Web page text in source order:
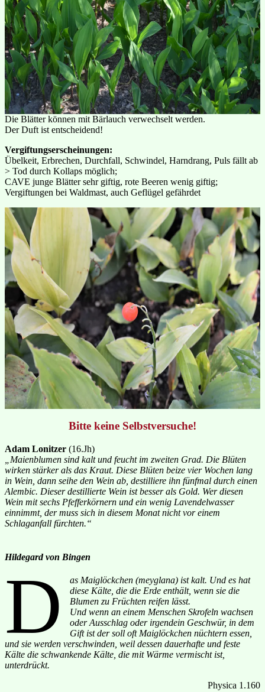
Die Blätter können mit Bärlauch verwechselt werden.
Der Duft ist entscheidend!
Vergiftungserscheinungen:
Übelkeit, Erbrechen, Durchfall, Schwindel, Harndrang, Puls fällt ab
> Tod durch Kollaps möglich;
CAVE junge Blätter sehr giftig, rote Beeren wenig giftig;
Vergiftungen bei Waldmast, auch Geflügel gefährdet
Bitte keine Selbstversuche!
Adam Lonitzer (16.Jh)
„Maienblumen sind kalt und feucht im zweiten Grad. Die Blüten
wirken stärker als das Kraut. Diese Blüten beize vier Wochen lang
in Wein, dann seihe den Wein ab, destilliere ihn fünfmal durch einen
Alembic. Dieser destillierte Wein ist besser als Gold. Wer diesen
Wein mit sechs Pfefferkörnern und ein wenig Lavendelwasser
einnimmt, der muss sich in diesem Monat nicht vor einem
Schlaganfall fürchten.“
Hildegard von Bingen
D
as Maiglöckchen (meyglana) ist kalt. Und es hat
diese Kälte, die die Erde enthält, wenn sie die
Blumen zu Früchten reifen lässt.
Und wenn an einem Menschen Skrofeln wachsen
oder Ausschlag oder irgendein Geschwür, in dem
Gift ist der soll oft Maiglöckchen nüchtern essen,
und sie werden verschwinden, weil dessen dauerhafte und feste
Kälte die schwankende Kälte, die mit Wärme vermischt ist,
unterdrückt.
Physica 1.160